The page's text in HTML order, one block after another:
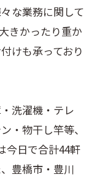
な業務に関して
きかったり重か
けも承っており
洗濯機・テレ
・物干し竿等、
今日で合計44軒
豊橋市・豊川